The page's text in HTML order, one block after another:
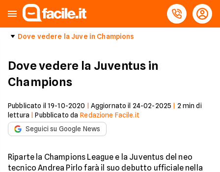
Dove vedere la Juve in Champions
Dove vedere la Juventus in
Champions
Pubblicato il 19-10-2020 Aggiornato il 24-02-2025 2 min di
lettura |Pubblicato da Redazione Facile.it
Seguici su Google News
Riparte la Champions League e la Juventus del neo
tecnico Andrea Pirlo farà il suo debutto ufficiale nella